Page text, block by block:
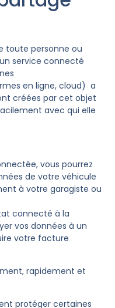
toute personne ou
service connecté
en ligne, cloud) a
créées par cet objet
avec qui elle
vous pourrez
de votre véhicule
à votre garagiste ou
connecté à la
vos données à un
votre facture
rapidement et
protéger certaines